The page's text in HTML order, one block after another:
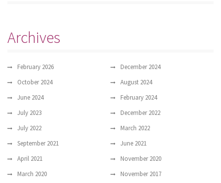
Archives
February 2026
December 2024
October 2024
August 2024
June 2024
February 2024
July 2023
December 2022
July 2022
March 2022
September 2021
June 2021
April 2021
November 2020
March 2020
November 2017